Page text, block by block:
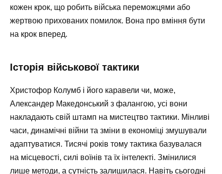
кожен крок, що робить війська переможцями або
жертвою прихованих помилок. Вона про вміння бути
на крок вперед.
Історія військової тактики
Христофор Колумб і його каравели чи, може,
Александер Македонський з фалангою, усі вони
накладають свій штамп на мистецтво тактики. Мінливі
часи, динамічні війни та зміни в економіці змушували
адаптуватися. Тисячі років тому тактика базувалася
на місцевості, силі воїнів та їх інтелекті. Змінилися
лише методи, а сутність залишилася. Навіть сьогодні